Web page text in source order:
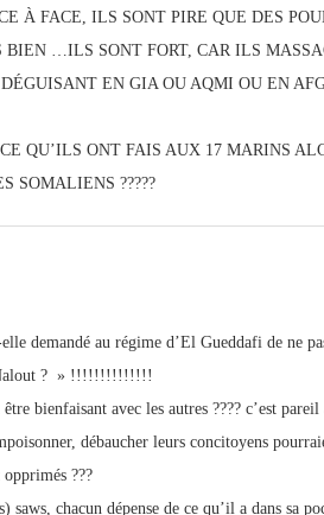
À FACE, ILS SONT PIRE QUE DES
…ILS SONT FORT, CAR ILS
EN GIA OU AQMI OU EN
QU’ILS ONT FAIS AUX 17 MARINS
SOMALIENS ?????
demandé au régime d’El Gueddafi de ne
Nalout ? » !!!!!!!!!!!!!!
bienfaisant avec les autres ???? c’est
débaucher leurs concitoyens
???
saws, chacun dépense de ce qu’il a dans sa